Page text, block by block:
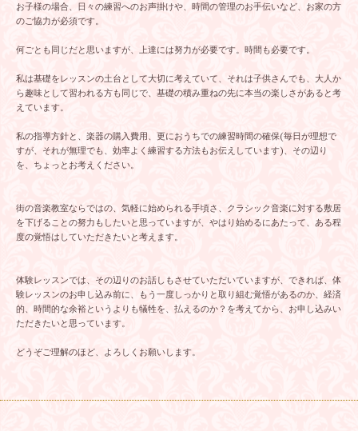
お子様の場合、日々の練習へのお声掛けや、時間の管理のお手伝いなど、お家の方
のご協力が必須です。
何ごとも同じだと思いますが、上達には努力が必要です。時間も必要です。
私は基礎をレッスンの土台として大切に考えていて、それは子供さんでも、大人か
ら趣味として習われる方も同じで、基礎の積み重ねの先に本当の楽しさがあると考
えています。
私の指導方針と、楽器の購入費用、更におうちでの練習時間の確保(毎日が理想で
すが、それが無理でも、効率よく練習する方法もお伝えしています)、その辺り
を、ちょっとお考えください。
街の音楽教室ならではの、気軽に始められる手頃さ、クラシック音楽に対する敷居
を下げることの努力もしたいと思っていますが、やはり始めるにあたって、ある程
度の覚悟はしていただきたいと考えます。
体験レッスンでは、その辺りのお話しもさせていただいていますが、できれば、体
験レッスンのお申し込み前に、もう一度しっかりと取り組む覚悟があるのか、経済
的、時間的な余裕というよりも犠牲を、払えるのか？を考えてから、お申し込みい
ただきたいと思っています。
どうぞご理解のほど、よろしくお願いします。